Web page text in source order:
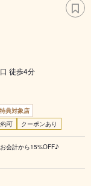
徒歩4分
典対象店
可 クーポンあり
会計から15%OFF♪